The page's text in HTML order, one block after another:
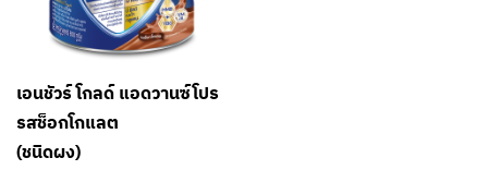
เอนชัวร์ โกลด์ แอดวานซ์โปร
รสช็อกโกแลต
(ชนิดผง)